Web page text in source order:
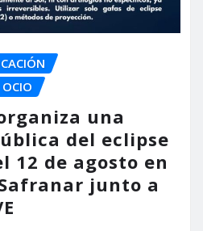
OCIO
una
del eclipse
12 de agosto en
junto a